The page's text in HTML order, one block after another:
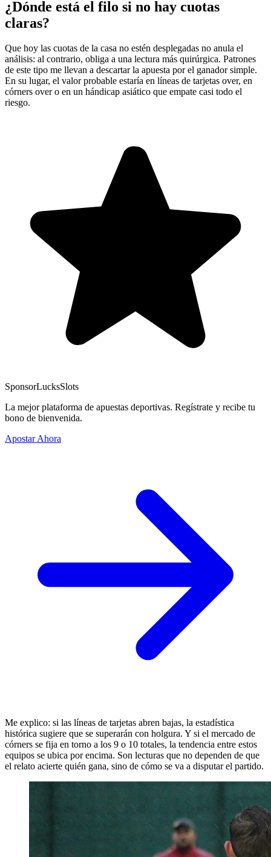
¿Dónde está el filo si no hay cuotas
claras?
Que hoy las cuotas de la casa no estén desplegadas no anula el
análisis: al contrario, obliga a una lectura más quirúrgica. Patrones
de este tipo me llevan a descartar la apuesta por el ganador simple.
En su lugar, el valor probable estaría en líneas de tarjetas over, en
córners over o en un hándicap asiático que empate casi todo el
riesgo.
SponsorLucksSlots
La mejor plataforma de apuestas deportivas. Regístrate y recibe tu
bono de bienvenida.
Apostar Ahora
Me explico: si las líneas de tarjetas abren bajas, la estadística
histórica sugiere que se superarán con holgura. Y si el mercado de
córners se fija en torno a los 9 o 10 totales, la tendencia entre estos
equipos se ubica por encima. Son lecturas que no dependen de que
el relato acierte quién gana, sino de cómo se va a disputar el partido.